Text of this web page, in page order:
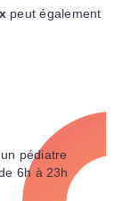
peut également
pédiatre
6h à 23h